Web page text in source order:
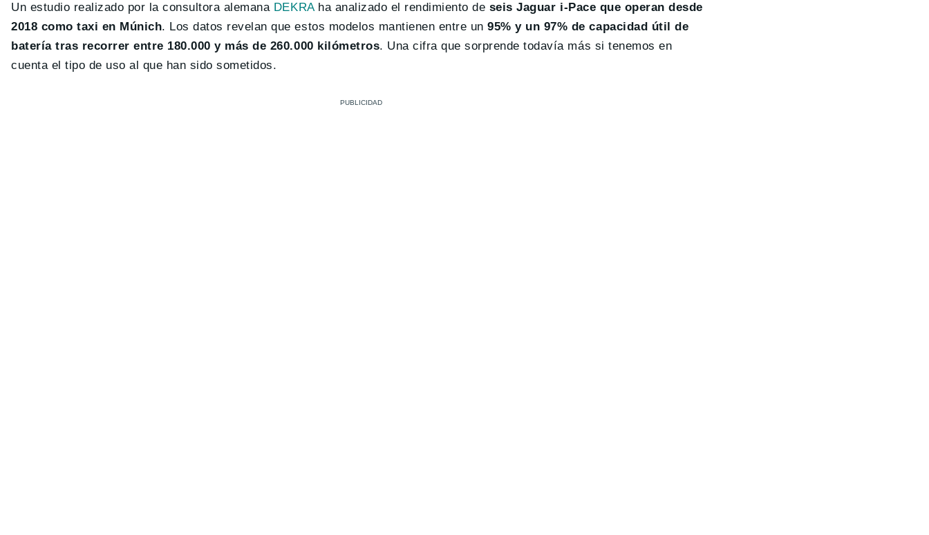
Un estudio realizado por la consultora alemana DEKRAha analizado el rendimiento de seis Jaguar i-Pace que operan desde
2018 como taxi en Múnich. Los datos revelan que estos modelos mantienen entre un 95% y un 97% de capacidad útil de
batería tras recorrer entre 180.000 y más de 260.000 kilómetros. Una cifra que sorprende todavía más si tenemos en
cuenta el tipo de uso al que han sido sometidos.